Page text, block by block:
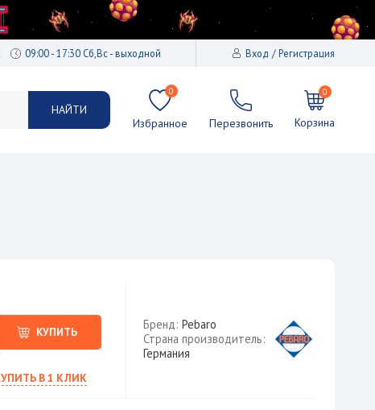
09:00 - 17:30 Сб,Вс - выходной Вход Регистрация
НАЙТИ
Избранное
0
Перезвонить Корзина
0
КУПИТЬ
В 1 КЛИК
Бренд:Pebaro
Страна производитель:
Германия